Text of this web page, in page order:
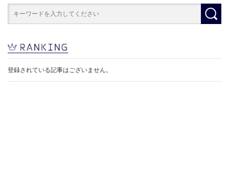
登録されている記事はございません。